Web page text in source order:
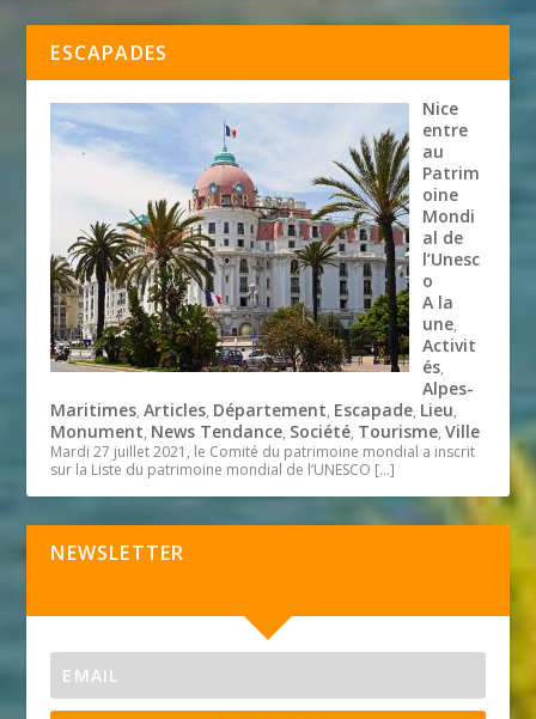
ESCAPADES
Nice
entre
au
Patrim
oine
Mondi
al de
l’Unesc
o
A la
une,
Activit
és,
Alpes-
Maritimes,Articles, Département, Escapade, Lieu,
Monument, News Tendance, Société, Tourisme,Ville
Mardi 27 juillet 2021, le Comité du patrimoine mondial a inscrit
sur la Liste du patrimoine mondial de l’UNESCO […]
NEWSLETTER